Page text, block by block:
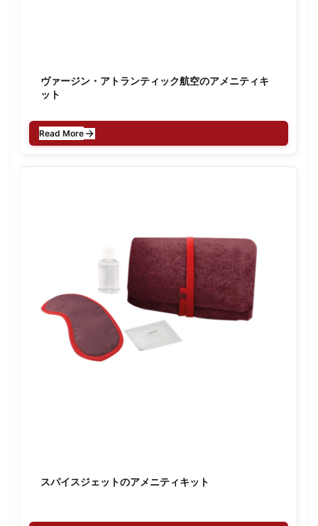
ヴァージン・アトランティック航空のアメニティキ
ット
Read More
スパイスジェットのアメニティキット